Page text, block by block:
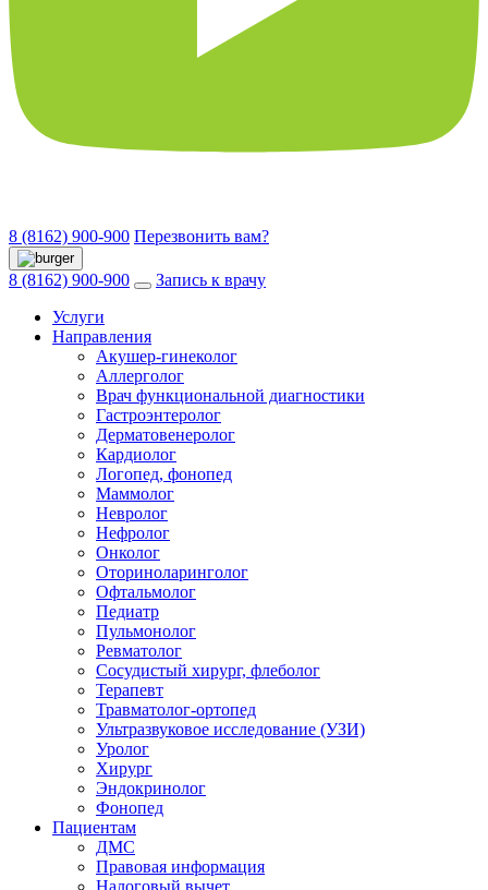
8 (8162) 900-900 Перезвонить вам?
8 (8162) 900-900
Запись к врачу
Услуги
Направления
Акушер-гинеколог
Аллерголог
Врач функциональной диагностики
Гастроэнтеролог
Дерматовенеролог
Кардиолог
Логопед, фонопед
Маммолог
Невролог
Нефролог
Онколог
Оториноларинголог
Офтальмолог
Педиатр
Пульмонолог
Ревматолог
Сосудистый хирург, флеболог
Терапевт
Травматолог-ортопед
Ультразвуковое исследование (УЗИ)
Уролог
Хирург
Эндокринолог
Фонопед
Пациентам
ДМС
Правовая информация
Налоговый вычет